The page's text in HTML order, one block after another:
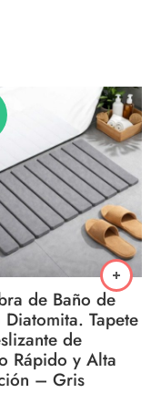
de Baño de
Diatomita. Tapete
de
Rápido y Alta
– Gris